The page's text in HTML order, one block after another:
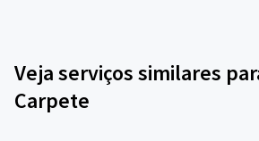
Veja serviços similares
Carpete